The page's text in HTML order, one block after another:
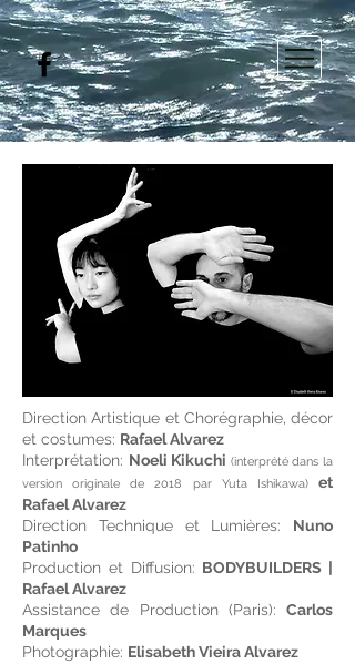
Direction Artistique et Chorégraphie, décor
et costumes: Rafael Alvarez
Interprétation: Noeli Kikuchi (interprété dans la
version originale de 2018 par Yuta Ishikawa)et
Rafael Alvarez
Direction Technique et Lumières: Nuno
Patinho
Production et Diffusion: BODYBUILDERS |
Rafael Alvarez
Assistance de Production (Paris): Carlos
Marques
Photographie: Elisabeth Vieira Alvarez